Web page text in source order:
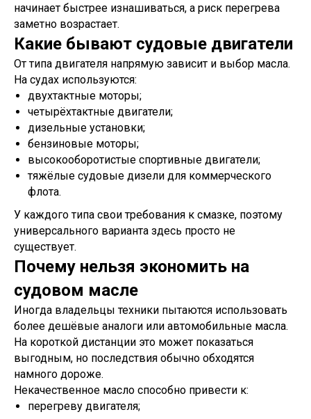
начинает быстрее изнашиваться, а риск перегрева
заметно возрастает.
Какие бывают судовые двигатели
От типа двигателя напрямую зависит и выбор масла.
На судах используются:
двухтактные моторы;
четырёхтактные двигатели;
дизельные установки;
бензиновые моторы;
высокооборотистые спортивные двигатели;
тяжёлые судовые дизели для коммерческого
флота.
У каждого типа свои требования к смазке, поэтому
универсального варианта здесь просто не
существует.
Почему нельзя экономить на
судовом масле
Иногда владельцы техники пытаются использовать
более дешёвые аналоги или автомобильные масла.
На короткой дистанции это может показаться
выгодным, но последствия обычно обходятся
намного дороже.
Некачественное масло способно привести к:
перегреву двигателя;